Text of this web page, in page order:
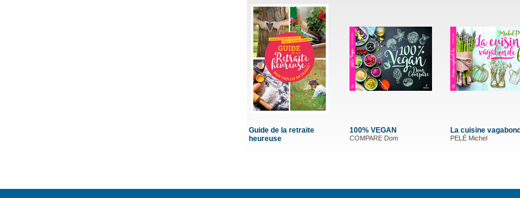
Guide de la retraite
heureuse
100% VEGAN
COMPARE Dom
La cuisine
PELÉ Michel